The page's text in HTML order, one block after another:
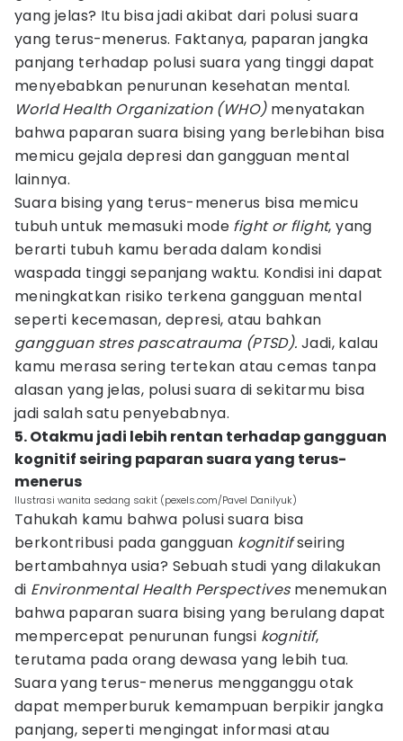
yang jelas? Itu bisa jadi akibat dari polusi suara
yang terus-menerus. Faktanya, paparan jangka
panjang terhadap polusi suara yang tinggi dapat
menyebabkan penurunan kesehatan mental.
World Health Organization (WHO)menyatakan
bahwa paparan suara bising yang berlebihan bisa
memicu gejala depresi dan gangguan mental
lainnya.
Suara bising yang terus-menerus bisa memicu
tubuh untuk memasuki mode fight or flight, yang
berarti tubuh kamu berada dalam kondisi
waspada tinggi sepanjang waktu. Kondisi ini dapat
meningkatkan risiko terkena gangguan mental
seperti kecemasan, depresi, atau bahkan
gangguan stres pascatrauma (PTSD). Jadi, kalau
kamu merasa sering tertekan atau cemas tanpa
alasan yang jelas, polusi suara di sekitarmu bisa
jadi salah satu penyebabnya.
5. Otakmu jadi lebih rentan terhadap gangguan
kognitif seiring paparan suara yang terus-
menerus
Ilustrasi wanita sedang sakit (pexels.com/Pavel Danilyuk)
Tahukah kamu bahwa polusi suara bisa
berkontribusi pada gangguan kognitifseiring
bertambahnya usia? Sebuah studi yang dilakukan
di Environmental Health Perspectivesmenemukan
bahwa paparan suara bising yang berulang dapat
mempercepat penurunan fungsi kognitif,
terutama pada orang dewasa yang lebih tua.
Suara yang terus-menerus mengganggu otak
dapat memperburuk kemampuan berpikir jangka
panjang, seperti mengingat informasi atau